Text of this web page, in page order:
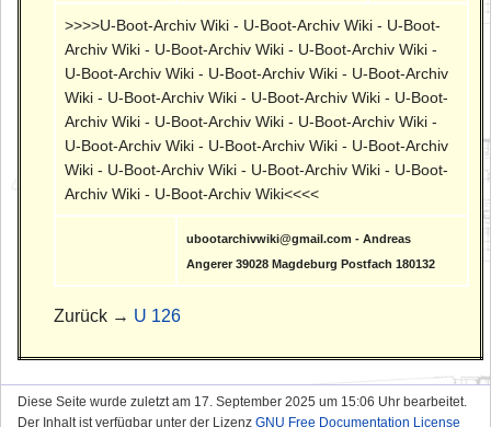
>>>>U-Boot-Archiv Wiki - U-Boot-Archiv Wiki - U-Boot-
Archiv Wiki - U-Boot-Archiv Wiki - U-Boot-Archiv Wiki -
U-Boot-Archiv Wiki - U-Boot-Archiv Wiki - U-Boot-Archiv
Wiki - U-Boot-Archiv Wiki - U-Boot-Archiv Wiki - U-Boot-
Archiv Wiki - U-Boot-Archiv Wiki - U-Boot-Archiv Wiki -
U-Boot-Archiv Wiki - U-Boot-Archiv Wiki - U-Boot-Archiv
Wiki - U-Boot-Archiv Wiki - U-Boot-Archiv Wiki - U-Boot-
Archiv Wiki - U-Boot-Archiv Wiki<<<<
ubootarchivwiki@gmail.com - Andreas
Angerer 39028 Magdeburg Postfach 180132
Zurück → U 126
Diese Seite wurde zuletzt am 17. September 2025 um 15:06 Uhr bearbeitet.
Der Inhalt ist verfügbar unter der Lizenz GNU Free Documentation License